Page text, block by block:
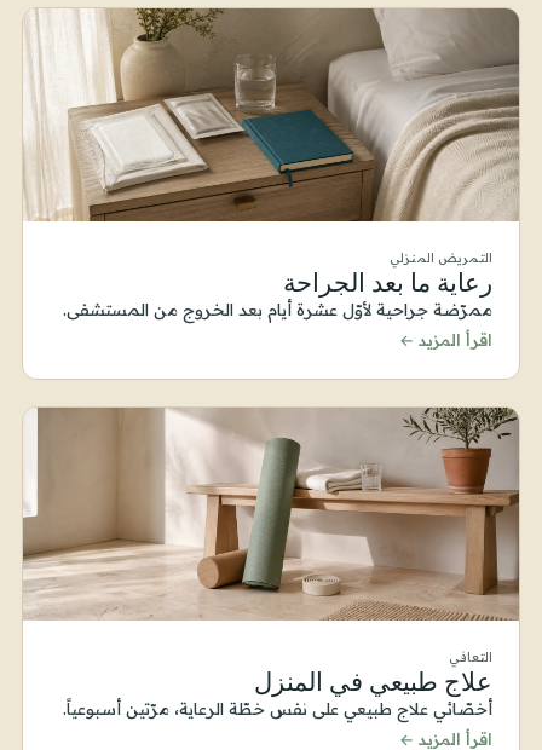
التمريض المنزلي
رعاية ما بعد الجراحة
ممرّضة جراحية لأوّل عشرة أيام بعد الخروج من المستشفى.
اقرأ المزيد ←
التعافي
علاج طبيعي في المنزل
أخصّائي علاج طبيعي على نفس خطّة الرعاية، مرّتين أسبوعياً.
اقرأ المزيد ←